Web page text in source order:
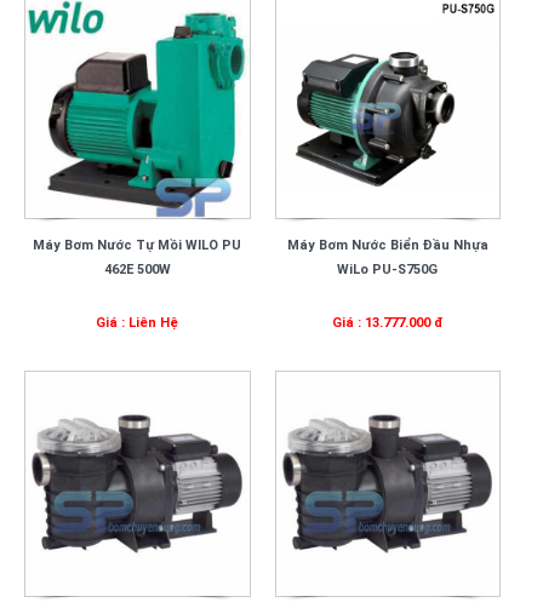
Máy Bơm Nước Tự Mồi WILO PU
462E 500W
Giá : Liên Hệ
Máy Bơm Nước Biển Đầu Nhựa
WiLo PU-S750G
Giá : 13.777.000 đ